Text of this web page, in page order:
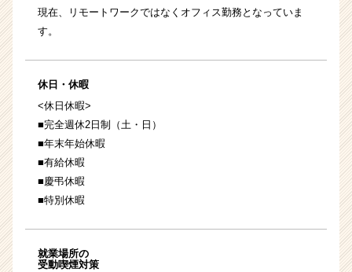
現在、リモートワークではなくオフィス勤務となっていま
す。
休日・休暇
<休日休暇>
■完全週休2日制（土・日）
■年末年始休暇
■有給休暇
■慶弔休暇
■特別休暇
就業場所の
受動喫煙対策